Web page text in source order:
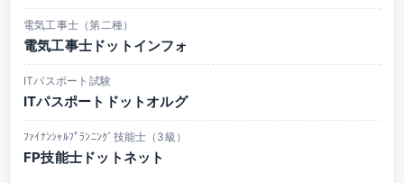
電気工事士（第二種）
電気工事士ドットインフォ
ITパスポート試験
ITパスポートドットオルグ
ﾌｧｲﾅﾝｼｬﾙﾌﾟﾗﾝﾆﾝｸﾞ技能士（3級）
FP技能士ドットネット